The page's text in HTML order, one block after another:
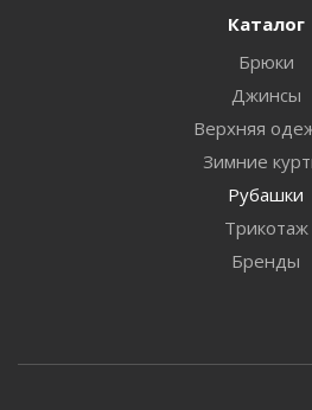
Каталог
Брюки
Джинсы
Верхняя
Зимние
Рубашки
Трикотаж
Бренды